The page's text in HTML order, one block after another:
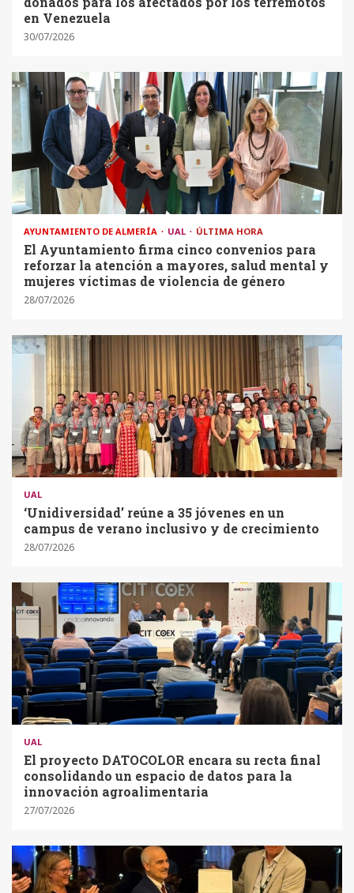
en Venezuela
30/07/2026
AYUNTAMIENTO DE ALMERÍA UAL ÚLTIMA HORA
El Ayuntamiento firma cinco convenios para
reforzar la atención a mayores, salud mental y
mujeres víctimas de violencia de género
28/07/2026
UAL
‘Unidiversidad’ reúne a 35 jóvenes en un
campus de verano inclusivo y de crecimiento
28/07/2026
UAL
El proyecto DATOCOLOR encara su recta final
consolidando un espacio de datos para la
innovación agroalimentaria
27/07/2026